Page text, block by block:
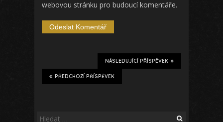
webovou stránku pro budoucí komentáře.
NÁSLEDUJÍCÍ PŘÍSPĚVEK
PŘEDCHOZÍ PŘÍSPĚVEK
Vyhledávání